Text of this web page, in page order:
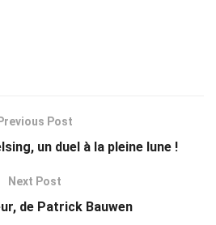
Previous Post
un duel à la pleine lune !
Next Post
de Patrick Bauwen